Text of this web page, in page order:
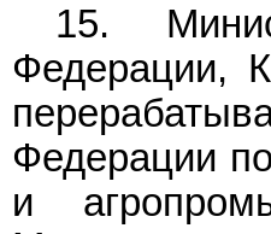
15.
Федерации,
Федерации
и